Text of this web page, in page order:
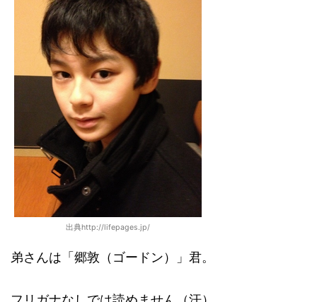
出典http://lifepages.jp/
弟さんは「郷敦（ゴードン）」君。